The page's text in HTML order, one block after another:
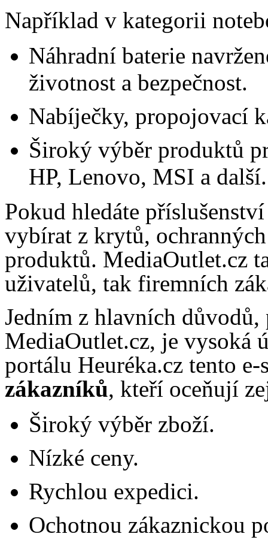
Například v kategorii
Náhradní baterie
životnost a bezpečnost.
Nabíječky, propojovací
Široký výběr produktů
HP, Lenovo, MSI a další.
Pokud hledáte
vybírat z krytů,
produktů. MediaOutlet.cz
uživatelů, tak firemních
Jedním z hlavních
MediaOutlet.cz, je vysoká
portálu Heuréka.cz tento
zákazníků, kteří oceňují
Široký výběr zboží.
Nízké ceny.
Rychlou expedici.
Ochotnou zákaznickou